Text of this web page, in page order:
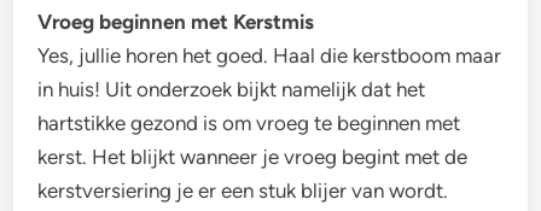
Vroeg beginnen met Kerstmis
Yes, jullie horen het goed. Haal die kerstboom maar
in huis! Uit onderzoek bijkt namelijk dat het
hartstikke gezond is om vroeg te beginnen met
kerst. Het blijkt wanneer je vroeg begint met de
kerstversiering je er een stuk blijer van wordt.